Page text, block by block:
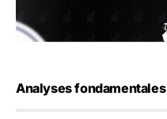
Analyses fondamentales